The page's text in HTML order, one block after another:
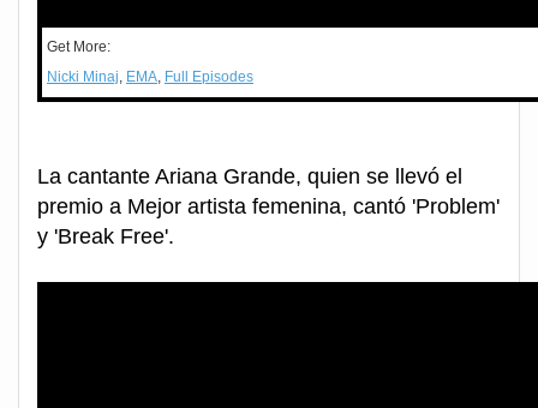
Get More:
Nicki Minaj, EMA, Full Episodes
La cantante Ariana Grande, quien se llevó el
premio a Mejor artista femenina, cantó 'Problem'
y 'Break Free'.